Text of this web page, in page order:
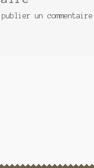
un commentaire.